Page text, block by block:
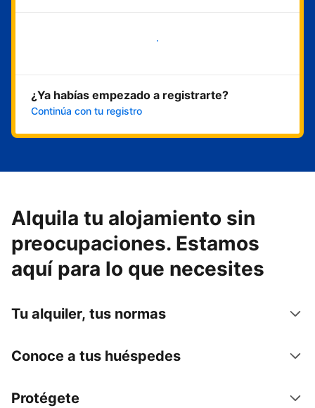
Empieza ahora
¿Ya habías empezado a registrarte?
Continúa con tu registro
Alquila tu alojamiento sin
preocupaciones. Estamos
aquí para lo que necesites
Tu alquiler, tus normas
Conoce a tus huéspedes
Protégete